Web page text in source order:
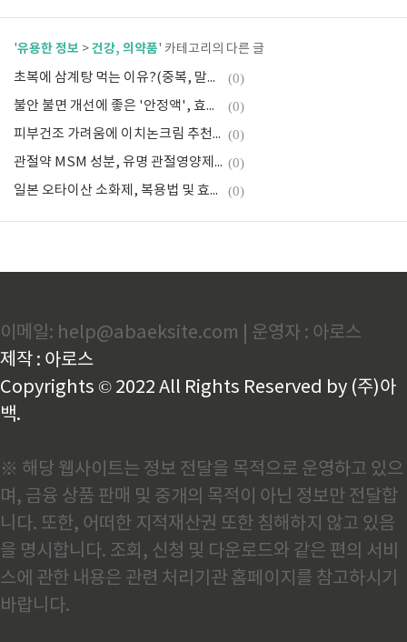
'유용한 정보 >건강, 의약품' 카테고리의 다른 글
초복에 삼계탕 먹는 이유?(중복, 말복) (0)
불안 불면 개선에 좋은 '안정액', 효과와 복용법은? (0)
피부건조 가려움에 이치논크림 추천, 가격과 효능은? (0)
관절약 MSM 성분, 유명 관절영양제 best3 (0)
일본 오타이산 소화제, 복용법 및 효능(효과) 정리 (0)
이메일: help@abaeksite.com | 운영자 : 아로스
제작 : 아로스
Copyrights © 2022 All Rights Reserved by (주)아
백.
※ 해당 웹사이트는 정보 전달을 목적으로 운영하고 있으
며, 금융 상품 판매 및 중개의 목적이 아닌 정보만 전달합
니다. 또한, 어떠한 지적재산권 또한 침해하지 않고 있음
을 명시합니다. 조회, 신청 및 다운로드와 같은 편의 서비
스에 관한 내용은 관련 처리기관 홈페이지를 참고하시기
바랍니다.